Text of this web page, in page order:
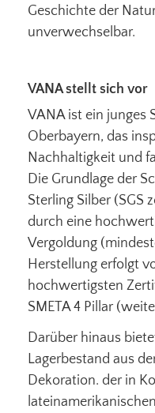
Geschichte der
unverwechselbar.
VANA stellt sich vor
VANA ist ein junges
Oberbayern, das
Nachhaltigkeit und
Die Grundlage der
Sterling Silber (SGS
durch eine
Vergoldung
Herstellung erfolgt
hochwertigsten
SMETA 4 Pillar
Darüber hinaus
Lagerbestand aus
Dekoration. der in